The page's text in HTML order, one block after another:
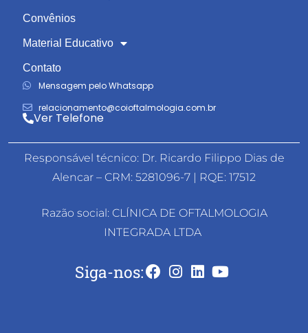
Convênios
Material Educativo
Contato
Mensagem pelo Whatsapp
relacionamento@coioftalmologia.com.br
Ver Telefone
Responsável técnico: Dr. Ricardo Filippo Dias de
Alencar – CRM: 5281096-7 | RQE: 17512
Razão social: CLÍNICA DE OFTALMOLOGIA
INTEGRADA LTDA
Siga-nos: